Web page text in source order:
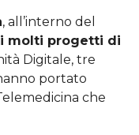
, all’interno del
molti progetti di
Digitale, tre
portato
che